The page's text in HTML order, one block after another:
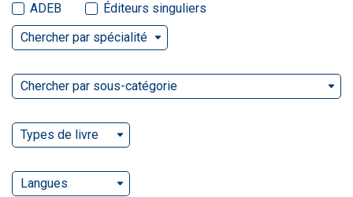
ADEB
Éditeurs singuliers
Chercher par spécialité
Chercher par sous-catégorie
Types de livre
Langues